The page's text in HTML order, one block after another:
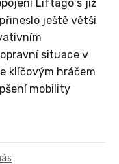
Liftago s již
ještě větší
situace v
klíčovým hráčem
mobility